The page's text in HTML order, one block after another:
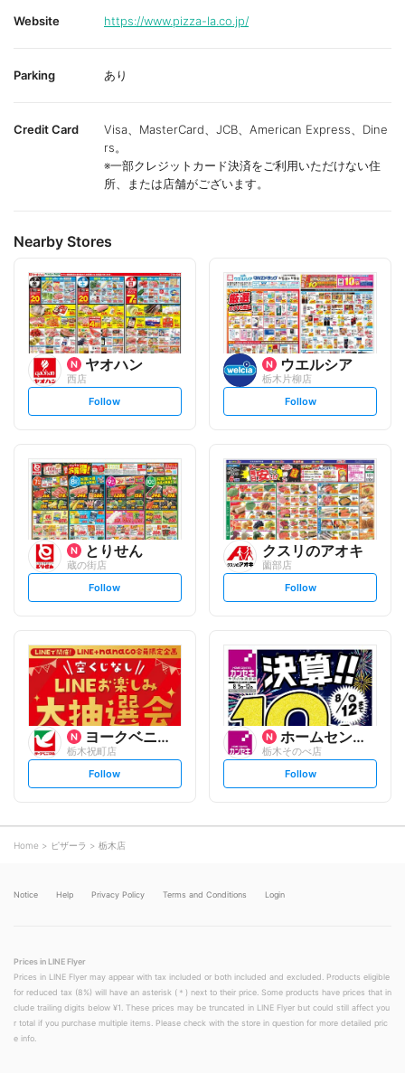
Website https://www.pizza-la.co.jp/
Parking あり
Credit Card
Visa、MasterCard、JCB、American Express、Dine
rs。
※一部クレジットカード決済をご利用いただけない住
所、または店舗がございます。
Nearby Stores
ヤオハン
西店
s
t
l
o
w
Follow
ウエルシア
栃木片柳店
s
t
l
o
w
Follow
とりせん
蔵の街店
s
t
l
o
w
Follow
クスリのアオキ
薗部店
s
t
o
w
Follow
ヨークベニマル
栃木祝町店
s
t
o
w
Follow
ホームセンターカンセキ
栃木そのべ店
s
t
Follow
Home ピザーラ 栃木店
Notice Help Privacy Policy Terms and Conditions Login
Prices in LINE Flyer
Prices in LINE Flyer may appear with tax included or both included and excluded. Products eligible
for reduced tax (8%) will have an asterisk (＊) next to their price. Some products have prices that in
clude trailing digits below ¥1. These prices may be truncated in LINE Flyer but could still affect you
r total if you purchase multiple items. Please check with the store in question for more detailed pric
e info.